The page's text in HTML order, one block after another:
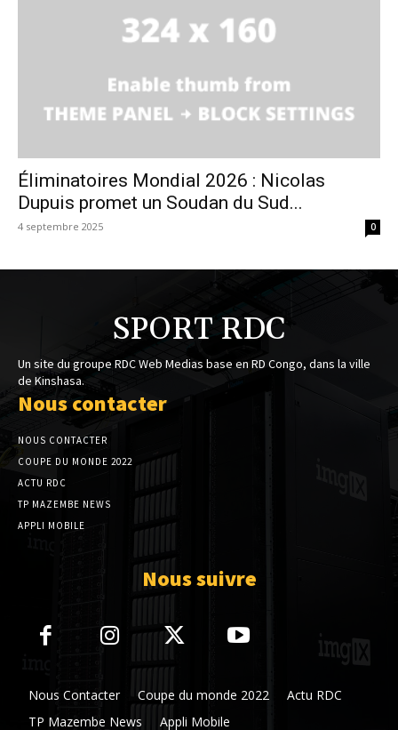
Éliminatoires Mondial 2026 : Nicolas
Dupuis promet un Soudan du Sud...
4 septembre 2025 0
SPORT RDC
Un site du groupe RDC Web Medias base en RD Congo, dans la ville
de Kinshasa.
Nous contacter
NOUS CONTACTER
COUPE DU MONDE 2022
ACTU RDC
TP MAZEMBE NEWS
APPLI MOBILE
Nous suivre
Nous Contacter Coupe du monde 2022
Actu RDC
TP Mazembe News
Appli Mobile